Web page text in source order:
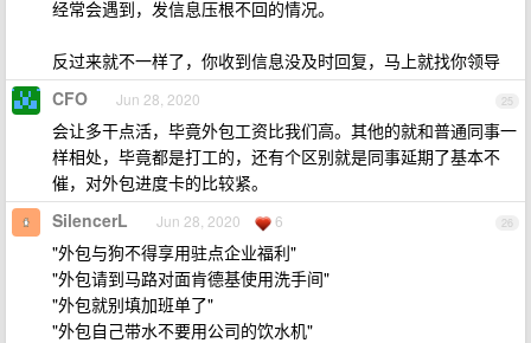
经常会遇到，发信息压根不回的情况。
反过来就不一样了，你收到信息没及时回复，马上就找你领导
25
CFO Jun 28, 2020
会让多干点活，毕竟外包工资比我们高。其他的就和普通同事一
样相处，毕竟都是打工的，还有个区别就是同事延期了基本不
催，对外包进度卡的比较紧。
26
SilencerL Jun 28, 2020 6
"外包与狗不得享用驻点企业福利"
"外包请到马路对面肯德基使用洗手间"
"外包就别填加班单了"
"外包自己带水不要用公司的饮水机"